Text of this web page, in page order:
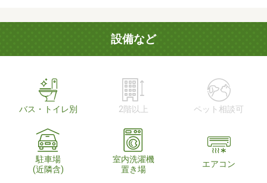
設備など
バス・トイレ別 2階以上 ペット相談可
駐車場
(近隣含)
室内洗濯機
置き場
エアコン